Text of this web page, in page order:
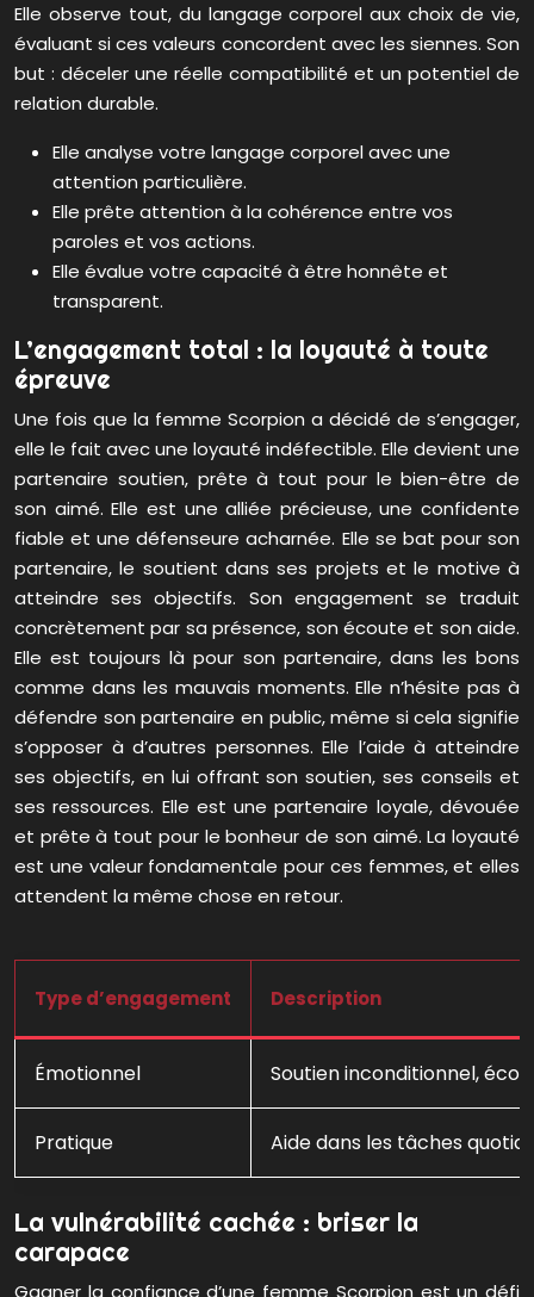
Elle observe tout, du langage corporel aux choix de vie,
évaluant si ces valeurs concordent avec les siennes. Son
but : déceler une réelle compatibilité et un potentiel de
relation durable.
Elle analyse votre langage corporel avec une
attention particulière.
Elle prête attention à la cohérence entre vos
paroles et vos actions.
Elle évalue votre capacité à être honnête et
transparent.
L’engagement total : la loyauté à toute
épreuve
Une fois que la femme Scorpion a décidé de s’engager,
elle le fait avec une loyauté indéfectible. Elle devient une
partenaire soutien, prête à tout pour le bien-être de
son aimé. Elle est une alliée précieuse, une confidente
fiable et une défenseure acharnée. Elle se bat pour son
partenaire, le soutient dans ses projets et le motive à
atteindre ses objectifs. Son engagement se traduit
concrètement par sa présence, son écoute et son aide.
Elle est toujours là pour son partenaire, dans les bons
comme dans les mauvais moments. Elle n’hésite pas à
défendre son partenaire en public, même si cela signifie
s’opposer à d’autres personnes. Elle l’aide à atteindre
ses objectifs, en lui offrant son soutien, ses conseils et
ses ressources. Elle est une partenaire loyale, dévouée
et prête à tout pour le bonheur de son aimé. La loyauté
est une valeur fondamentale pour ces femmes, et elles
attendent la même chose en retour.
Type d’engagement Description
Émotionnel Soutien inconditionnel,
Pratique Aide dans les tâches
La vulnérabilité cachée : briser la
carapace
Gagner la confiance d’une femme Scorpion est un défi